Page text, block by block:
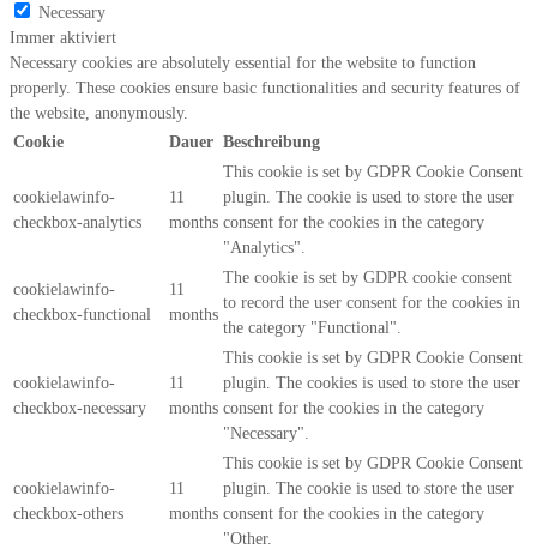
Necessary
Immer aktiviert
Necessary cookies are absolutely essential for the website to function
properly. These cookies ensure basic functionalities and security features of
the website, anonymously.
Cookie
Dauer Beschreibung
cookielawinfo-
checkbox-analytics
11
months
This cookie is set by GDPR Cookie Consent
plugin. The cookie is used to store the user
consent for the cookies in the category
"Analytics".
cookielawinfo-
checkbox-functional
11
months
The cookie is set by GDPR cookie consent
to record the user consent for the cookies in
the category "Functional".
cookielawinfo-
checkbox-necessary
11
months
This cookie is set by GDPR Cookie Consent
plugin. The cookies is used to store the user
consent for the cookies in the category
"Necessary".
cookielawinfo-
checkbox-others
11
months
This cookie is set by GDPR Cookie Consent
plugin. The cookie is used to store the user
consent for the cookies in the category
"Other.